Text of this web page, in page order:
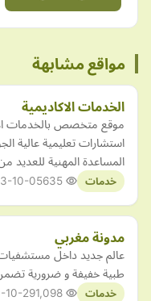
مواقع مشابهة
الخدمات الاكاديمية
موقع متخصص بالخدمات
استشارات تعليمية عالية
المساعدة المهنية للعديد
خدمات 10-05
مدونة مغربي
عالم جديد داخل
طبية خفيفة و ضرورية
خدمات 10-29